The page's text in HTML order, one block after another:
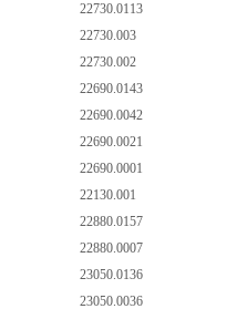
22730.0113
22730.003
22730.002
22690.0143
22690.0042
22690.0021
22690.0001
22130.001
22880.0157
22880.0007
23050.0136
23050.0036